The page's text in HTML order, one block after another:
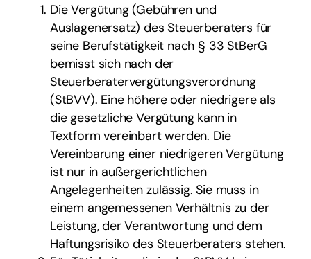
Die Vergütung (Gebühren und
Auslagenersatz) des Steuerberaters für
seine Berufstätigkeit nach § 33 StBerG
bemisst sich nach der
Steuerberatervergütungsverordnung
(StBVV). Eine höhere oder niedrigere als
die gesetzliche Vergütung kann in
Textform vereinbart werden. Die
Vereinbarung einer niedrigeren Vergütung
ist nur in außergerichtlichen
Angelegenheiten zulässig. Sie muss in
einem angemessenen Verhältnis zu der
Leistung, der Verantwortung und dem
Haftungsrisiko des Steuerberaters stehen.